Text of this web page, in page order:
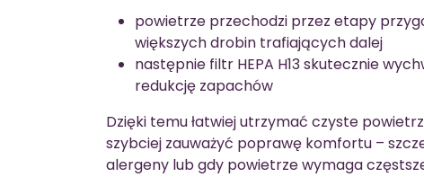
powietrze przechodzi przez etapy
większych drobin trafiających dalej
następnie filtr HEPA H13 skutecznie
redukcję zapachów
Dzięki temu łatwiej utrzymać czyste
szybciej zauważyć poprawę komfortu –
alergeny lub gdy powietrze wymaga